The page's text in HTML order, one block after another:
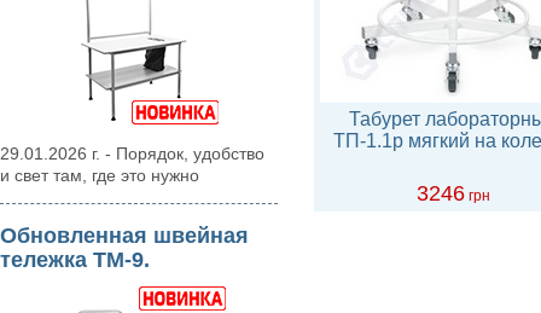
29.01.2026 г. - Порядок, удобство
и свет там, где это нужно
Обновленная швейная
тележка ТМ-9.
Табурет
ТП-1.1р мягкий на
3246 грн